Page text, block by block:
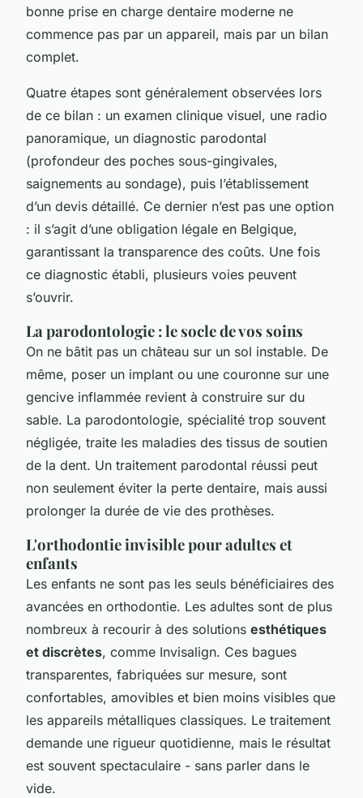
bonne prise en charge dentaire moderne ne
commence pas par un appareil, mais par un bilan
complet.
Quatre étapes sont généralement observées lors
de ce bilan : un examen clinique visuel, une radio
panoramique, un diagnostic parodontal
(profondeur des poches sous-gingivales,
saignements au sondage), puis l’établissement
d’un devis détaillé. Ce dernier n’est pas une option
: il s’agit d’une obligation légale en Belgique,
garantissant la transparence des coûts. Une fois
ce diagnostic établi, plusieurs voies peuvent
s’ouvrir.
La parodontologie : le socle de vos soins
On ne bâtit pas un château sur un sol instable. De
même, poser un implant ou une couronne sur une
gencive inflammée revient à construire sur du
sable. La parodontologie, spécialité trop souvent
négligée, traite les maladies des tissus de soutien
de la dent. Un traitement parodontal réussi peut
non seulement éviter la perte dentaire, mais aussi
prolonger la durée de vie des prothèses.
L'orthodontie invisible pour adultes et
enfants
Les enfants ne sont pas les seuls bénéficiaires des
avancées en orthodontie. Les adultes sont de plus
nombreux à recourir à des solutions esthétiques
et discrètes, comme Invisalign. Ces bagues
transparentes, fabriquées sur mesure, sont
confortables, amovibles et bien moins visibles que
les appareils métalliques classiques. Le traitement
demande une rigueur quotidienne, mais le résultat
est souvent spectaculaire - sans parler dans le
vide.